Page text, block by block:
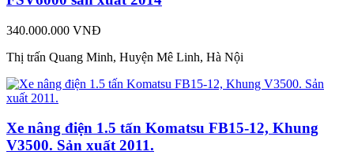
340.000.000 VNĐ
Thị trấn Quang Minh, Huyện Mê Linh, Hà Nội
Xe nâng điện 1.5 tấn Komatsu FB15-12, Khung
V3500. Sản xuất 2011.